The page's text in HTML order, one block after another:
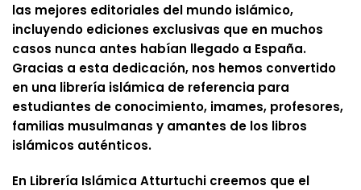
las mejores editoriales del mundo islámico,
incluyendo ediciones exclusivas que en muchos
casos nunca antes habían llegado a España.
Gracias a esta dedicación, nos hemos convertido
en una librería islámica de referencia para
estudiantes de conocimiento, imames, profesores,
familias musulmanas y amantes de los libros
islámicos auténticos.
En Librería Islámica Atturtuchi creemos que el